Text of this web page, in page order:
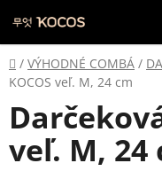
na
obsah
Domov
/ VÝHODNÉ COMBÁ /
KOCOS veľ. M, 24 cm
veľ. M, 24